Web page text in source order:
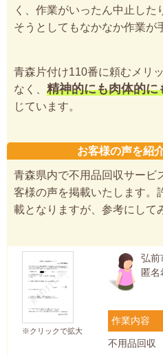
く、作業がいったん中止した
そうとしてもなかなか作業が
青森片付け110番に頼むメリ
なく、 精神的にも肉体的に
じています。
お客様の声を紹
青森県内で不用品回収サービ
客様の声を掲載いたします。
載となりますが、参考にして
※クリックで拡大
弘前
匿名
作業内容
不用品回収